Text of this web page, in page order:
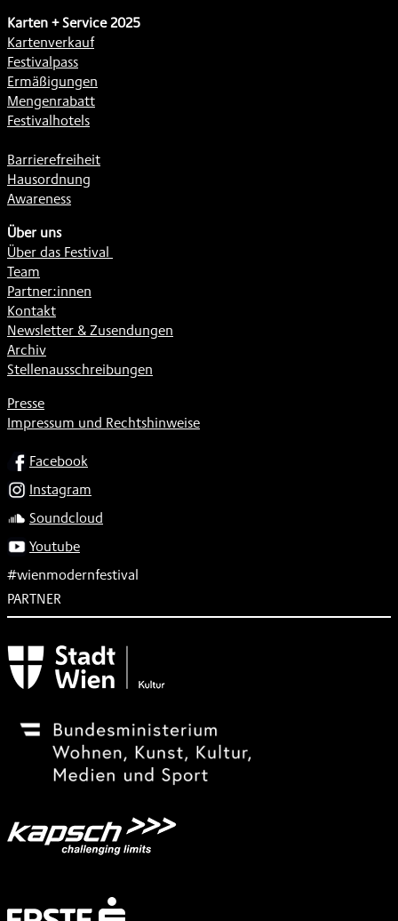
Karten + Service 2025
Kartenverkauf
Festivalpass
Ermäßigungen
Mengenrabatt
Festivalhotels
Barrierefreiheit
Hausordnung
Awareness
Über uns
Über das Festival
Team
Partner:innen
Kontakt
Newsletter & Zusendungen
Archiv
Stellenausschreibungen
Presse
Impressum und Rechtshinweise
SOCIALFacebook
Instagram
Soundcloud
Youtube
#wienmodernfestival
PARTNER
Subventionsgeber